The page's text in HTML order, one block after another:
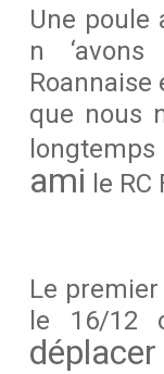
Une poule
n ‘avons
Roannaise
que nous
longtemps
ami le
Le
le 16/12
déplacer